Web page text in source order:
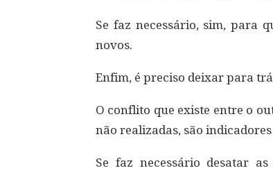
Se faz necessário, sim, para
novos.
Enfim, é preciso deixar para
O conflito que existe entre o
não realizadas, são
Se faz necessário desatar